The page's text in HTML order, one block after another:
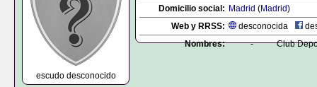
escudo desconocido
Domicilio social: Madrid (Madrid)
Web y RRSS:
desconocida
Nombres:
- Club